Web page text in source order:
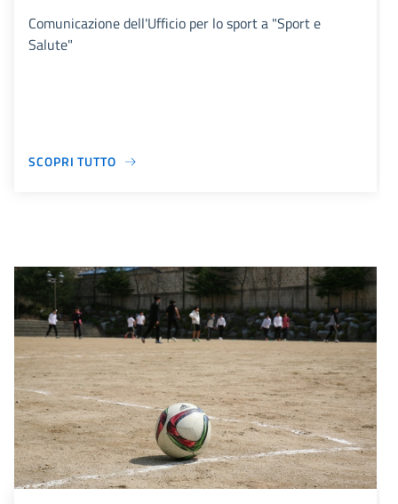
Comunicazione dell'Ufficio per lo sport a "Sport e
Salute"
SCOPRI TUTTO